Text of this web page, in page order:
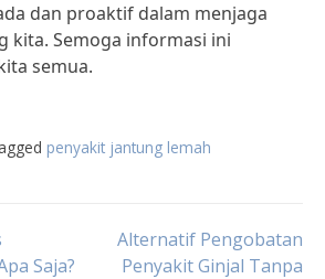
dan proaktif dalam menjaga
kita. Semoga informasi ini
semua.
penyakit jantung lemah
Saja?
Alternatif Pengobatan
Penyakit Ginjal Tanpa